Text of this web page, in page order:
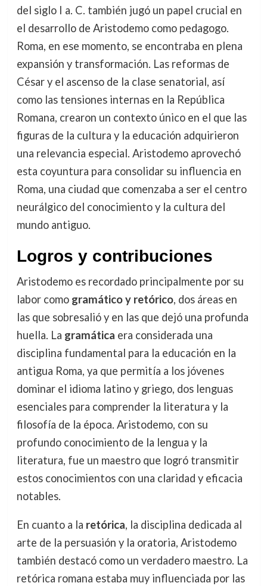
del siglo I a. C. también jugó un papel crucial en
el desarrollo de Aristodemo como pedagogo.
Roma, en ese momento, se encontraba en plena
expansión y transformación. Las reformas de
César y el ascenso de la clase senatorial, así
como las tensiones internas en la República
Romana, crearon un contexto único en el que las
figuras de la cultura y la educación adquirieron
una relevancia especial. Aristodemo aprovechó
esta coyuntura para consolidar su influencia en
Roma, una ciudad que comenzaba a ser el centro
neurálgico del conocimiento y la cultura del
mundo antiguo.
Logros y contribuciones
Aristodemo es recordado principalmente por su
labor como gramático y retórico, dos áreas en
las que sobresalió y en las que dejó una profunda
huella. La gramática era considerada una
disciplina fundamental para la educación en la
antigua Roma, ya que permitía a los jóvenes
dominar el idioma latino y griego, dos lenguas
esenciales para comprender la literatura y la
filosofía de la época. Aristodemo, con su
profundo conocimiento de la lengua y la
literatura, fue un maestro que logró transmitir
estos conocimientos con una claridad y eficacia
notables.
En cuanto a la retórica, la disciplina dedicada al
arte de la persuasión y la oratoria, Aristodemo
también destacó como un verdadero maestro. La
retórica romana estaba muy influenciada por las